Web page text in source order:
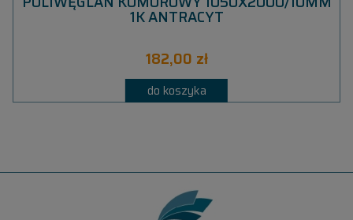
1K ANTRACYT
182,00 zł
do koszyka